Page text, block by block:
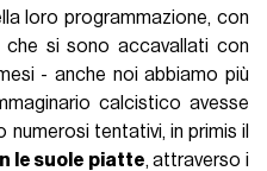
loro programmazione, con
che si sono accavallati con
- anche noi abbiamo più
calcistico avesse
tentativi, in primis il
le suole piatte, attraverso i